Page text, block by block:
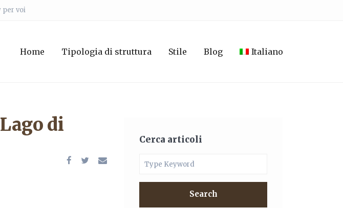
per voi
Home Tipologia di struttura Stile Blog Italiano
di
Cerca articoli
Search